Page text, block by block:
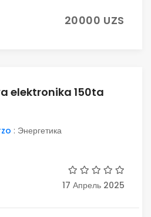
20000 UZS
elektronika 150ta
: Энергетика
17 Апрель 2025